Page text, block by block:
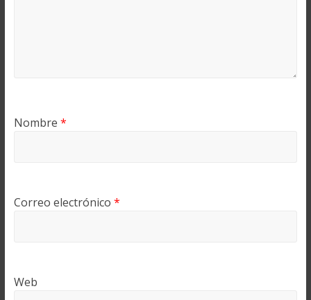
Nombre *
Correo electrónico *
Web